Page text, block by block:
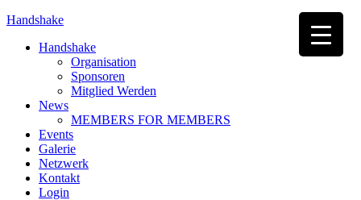
Handshake
Handshake
Organisation
Sponsoren
Mitglied Werden
News
MEMBERS FOR MEMBERS
Events
Galerie
Netzwerk
Kontakt
Login